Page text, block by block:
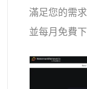
滿足您的需
並每月免費